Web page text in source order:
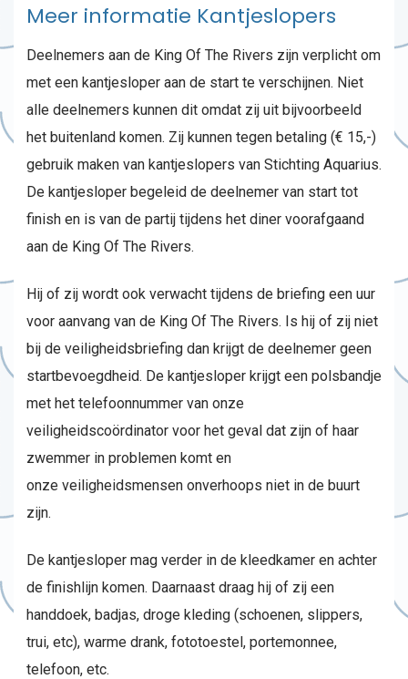
Meer informatie Kantjeslopers
Deelnemers aan de King Of The Rivers zijn verplicht om
met een kantjesloper aan de start te verschijnen. Niet
alle deelnemers kunnen dit omdat zij uit bijvoorbeeld
het buitenland komen. Zij kunnen tegen betaling (€ 15,-)
gebruik maken van kantjeslopers van Stichting Aquarius.
De kantjesloper begeleid de deelnemer van start tot
finish en is van de partij tijdens het diner voorafgaand
aan de King Of The Rivers.
Hij of zij wordt ook verwacht tijdens de briefing een uur
voor aanvang van de King Of The Rivers. Is hij of zij niet
bij de veiligheidsbriefing dan krijgt de deelnemer geen
startbevoegdheid. De kantjesloper krijgt een polsbandje
met het telefoonnummer van onze
veiligheidscoördinator voor het geval dat zijn of haar
zwemmer in problemen komt en
onze veiligheidsmensen onverhoops niet in de buurt
zijn.
De kantjesloper mag verder in de kleedkamer en achter
de finishlijn komen. Daarnaast draag hij of zij een
handdoek, badjas, droge kleding (schoenen, slippers,
trui, etc), warme drank, fototoestel, portemonnee,
telefoon, etc.